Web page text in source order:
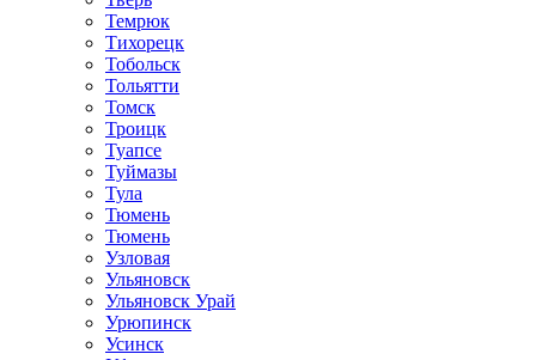
Темрюк
Тихорецк
Тобольск
Тольятти
Томск
Троицк
Туапсе
Туймазы
Тула
Тюмень
Тюмень
Узловая
Ульяновск
Ульяновск Урай
Урюпинск
Усинск